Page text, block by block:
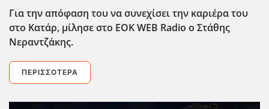
Για την απόφαση του να συνεχίσει την καριέρα του
στο Κατάρ, μίλησε στο EOKWEB Radio ο Στάθης
Νεραντζάκης.
ΠΕΡΙΣΣΌΤΕΡΑ